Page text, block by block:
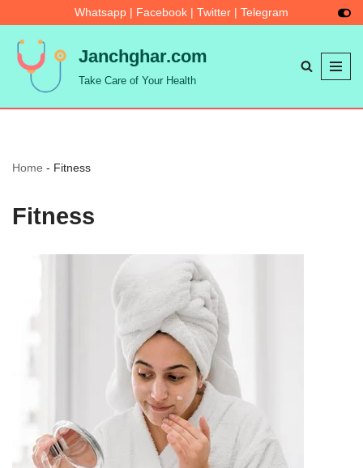
Skip
to
content
Whatsapp | Facebook | Twitter | Telegram
Janchghar.com
Take Care of Your Health
Home - Fitness
Fitness